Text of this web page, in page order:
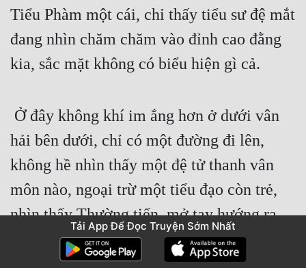
Tiểu Phàm một cái, chỉ thấy tiểu sư đệ mắt
đang nhìn chăm chăm vào đỉnh cao đằng
kia, sắc mặt không có biểu hiện gì cả.
hải bên dưới, chỉ có một đường đi lên,
không hề nhìn thấy một đệ tử thanh vân
môn nào, ngoại trừ một tiểu đạo còn trẻ,
nhìn thấy Thường tiến, mở tay hướng ra
phía sau mời.
Tải App Để Đọc Truyện Sớm Nhất